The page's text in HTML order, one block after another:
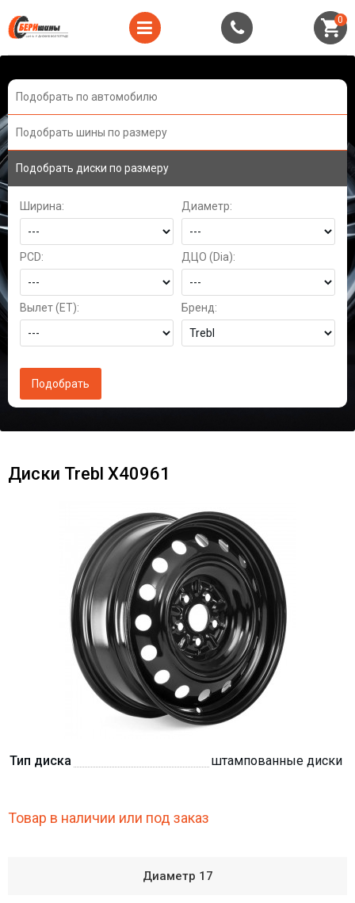
0
Подобрать по автомобилю
Подобрать шины по размеру
Подобрать диски по размеру
Ширина: Диаметр:
PCD: ДЦО (Dia):
Вылет (ET): Бренд:
Диски Trebl X40961
Тип диска штампованные диски
Товар в наличии или под заказ
Диаметр 17